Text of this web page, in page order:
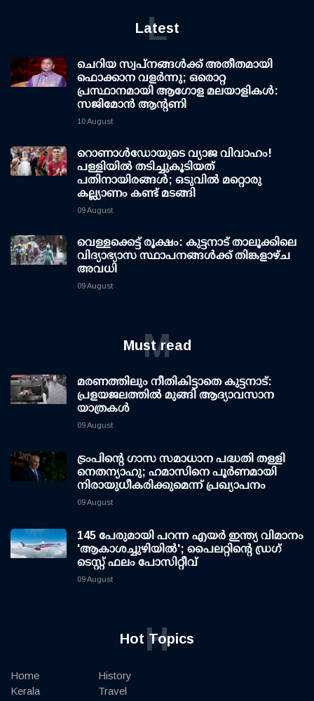
Latest
L
ചെറിയ സ്വപ്നങ്ങൾക്ക് അതീതമായി
ഫൊക്കാന വളർന്നു; ഒരൊറ്റ
പ്രസ്ഥാനമായി ആഗോള മലയാളികൾ:
സജിമോൻ ആന്റണി
10 August
റൊണാള്‍ഡോയുടെ വ്യാജ വിവാഹം!
പള്ളിയില്‍ തടിച്ചുകൂടിയത്
പതിനായിരങ്ങള്‍; ഒടുവില്‍ മറ്റൊരു
കല്ല്യാണം കണ്ട് മടങ്ങി
09 August
വെള്ളക്കെട്ട് രൂക്ഷം: കുട്ടനാട് താലൂക്കിലെ
വിദ്യാഭ്യാസ സ്ഥാപനങ്ങള്‍ക്ക് തിങ്കളാഴ്ച
അവധി
09 August
Must read
M
മരണത്തിലും നീതികിട്ടാതെ കുട്ടനാട്:
പ്രളയജലത്തില്‍ മുങ്ങി ആദ്യാവസാന
യാത്രകള്‍
09 August
ട്രംപിന്റെ ഗാസ സമാധാന പദ്ധതി തള്ളി
നെതന്യാഹു; ഹമാസിനെ പൂര്‍ണമായി
നിരായുധീകരിക്കുമെന്ന് പ്രഖ്യാപനം
09 August
145 പേരുമായി പറന്ന എയര്‍ ഇന്ത്യ വിമാനം
'ആകാശച്ചുഴിയില്‍'; പൈലറ്റിന്റെ ഡ്രഗ്
ടെസ്റ്റ് ഫലം പോസിറ്റീവ്
09 August
Hot Topics
H
Home
Kerala
History
Travel